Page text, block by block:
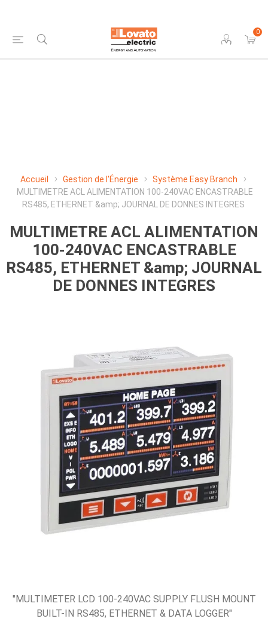
0
Accueil Gestion de l'Énergie
Système Easy Branch
MULTIMETRE ACL ALIMENTATION 100-240VAC ENCASTRABLE
RS485, ETHERNET &amp; JOURNAL DE DONNES INTEGRES
MULTIMETRE ACL ALIMENTATION
100-240VAC ENCASTRABLE
RS485, ETHERNET &amp; JOURNAL
DE DONNES INTEGRES
"MULTIMETER LCD 100-240VAC SUPPLY FLUSH MOUNT
BUILT-IN RS485, ETHERNET & DATA LOGGER"